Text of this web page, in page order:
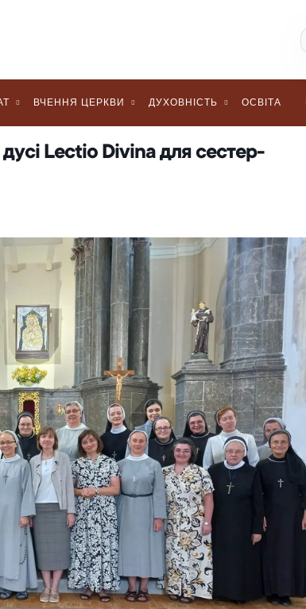
ВЧЕННЯ ЦЕРКВИ ДУХОВНІСТЬ ОСВІТА
дусі Lectio Divina для сестер-